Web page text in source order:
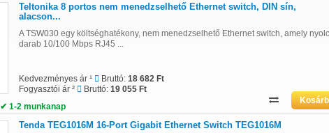
Teltonika 8 portos nem menedzselhető Ethernet switch, DIN sín,
alacson...
A TSW030 egy költséghatékony, nem menedzselhető Ethernet switch, amely nyolc
darab 10/100 Mbps RJ45 ...
Kedvezményes ár ¹ Bruttó: 18 682 Ft
Fogyasztói ár ²
Bruttó: 19 055 Ft
✔ 1-2 munkanap
Tenda TEG1016M 16-Port Gigabit Ethernet Switch TEG1016M